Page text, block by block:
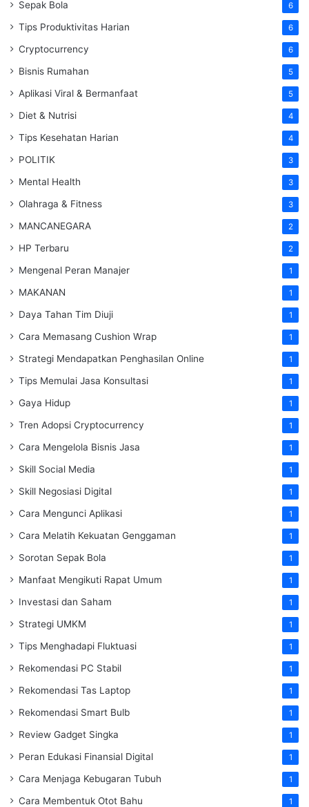
Sepak Bola 6
Tips Produktivitas Harian 6
Cryptocurrency 6
Bisnis Rumahan 5
Aplikasi Viral & Bermanfaat 5
Diet & Nutrisi 4
Tips Kesehatan Harian 4
POLITIK 3
Mental Health 3
Olahraga & Fitness 3
MANCANEGARA 2
HP Terbaru 2
Mengenal Peran Manajer 1
MAKANAN 1
Daya Tahan Tim Diuji 1
Cara Memasang Cushion Wrap 1
Strategi Mendapatkan Penghasilan Online 1
Tips Memulai Jasa Konsultasi 1
Gaya Hidup 1
Tren Adopsi Cryptocurrency 1
Cara Mengelola Bisnis Jasa 1
Skill Social Media 1
Skill Negosiasi Digital 1
Cara Mengunci Aplikasi 1
Cara Melatih Kekuatan Genggaman 1
Sorotan Sepak Bola 1
Manfaat Mengikuti Rapat Umum 1
Investasi dan Saham 1
Strategi UMKM 1
Tips Menghadapi Fluktuasi 1
Rekomendasi PC Stabil 1
Rekomendasi Tas Laptop 1
Rekomendasi Smart Bulb 1
Review Gadget Singka 1
Peran Edukasi Finansial Digital 1
Cara Menjaga Kebugaran Tubuh 1
Cara Membentuk Otot Bahu 1